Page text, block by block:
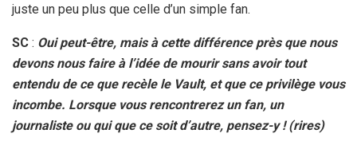
juste un peu plus que celle d’un simple fan.
SC : Oui peut-être, mais à cette différence près que nous
devons nous faire à l’idée de mourir sans avoir tout
entendu de ce que recèle le Vault, et que ce privilège vous
incombe. Lorsque vous rencontrerez un fan, un
journaliste ou qui que ce soit d’autre, pensez-y ! (rires)